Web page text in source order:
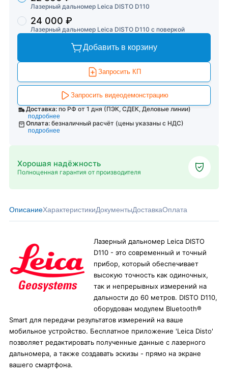
Лазерный дальномер Leica DISTO D110
Лазерный дальномер Leica DISTO D110 с поверкой
24 000 ₽
Добавить в корзину
Запросить КП
Запросить видеодемонстрацию
Доставка: по РФ от 1 дня (ПЭК, СДЕК, Деловые линии)
подробнее
Оплата: безналичный расчёт (цены указаны с НДС)
подробнее
Хорошая надёжность
Полноценная гарантия от производителя
ОписаниеХарактеристикиДокументыДоставкаОплата
Лазерный дальномер Leica DISTO
D110 - это современный и точный
прибор, который обеспечивает
высокую точность как одиночных,
так и непрерывных измерений на
дальности до 60 метров. DISTO D110,
оборудован модулем Bluetooth®
Smart для передачи результатов измерений на ваше
мобильное устройство. Бесплатное приложение 'Leica Disto'
позволяет редактировать полученные данные с лазерного
дальномера, а также создавать эскизы - прямо на экране
вашего смартфона.